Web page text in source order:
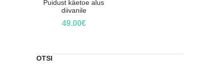
Puidust käetoe alus
diivanile
49.00€
OTSI